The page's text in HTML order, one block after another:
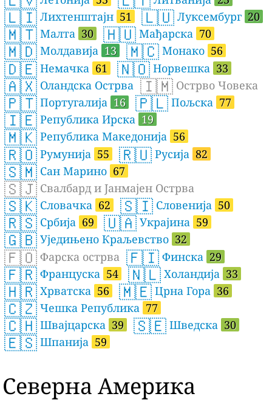
🇱🇮 Лихтенштајн 51 🇱🇺 Луксембург 20
🇲🇹 Малта 30 🇭🇺 Мађарска 70
🇲🇩 Молдавија 13 🇲🇨 Монако 56
🇩🇪 Немачка 61 🇳🇴 Норвешка 33
🇦🇽 Оландска Острва 🇮🇲 Острво Човека
🇵🇹 Португалија 16 🇵🇱 Пољска 77
🇮🇪 Република Ирска 19
🇲🇰 Република Македонија 56
🇷🇴 Румунија 55 🇷🇺 Русија 82
🇸🇲 Сан Марино 67
🇸🇯 Свалбард и Јанмајен Острва
🇸🇰 Словачка 62 🇸🇮 Словенија 50
🇷🇸 Србија 69 🇺🇦 Украјина 59
🇬🇧 Уједињено Краљевство 32
🇫🇴 Фарска острва 🇫🇮 Финска 29
🇫🇷 Француска 54 🇳🇱 Холандија 33
🇭🇷 Хрватска 56 🇲🇪 Црна Гора 36
🇨🇿 Чешка Република 77
🇨🇭 Швајцарска 39 🇸🇪 Шведска 30
🇪🇸 Шпанија 59
Северна Америка